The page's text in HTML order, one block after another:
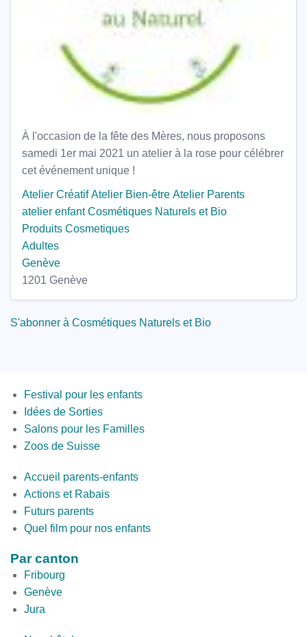
À l'occasion de la fête des Mères, nous proposons
samedi 1er mai 2021 un atelier à la rose pour célébrer
cet événement unique !
Atelier Créatif Atelier Bien-être Atelier Parents
atelier enfant Cosmétiques Naturels et Bio
Produits Cosmetiques
Adultes
Genève
1201 Genève
S'abonner à Cosmétiques Naturels et Bio
Menus
Festival pour les enfants
Idées de Sorties
Salons pour les Familles
Zoos de Suisse
Second
Bottom
Accueil parents-enfants
Actions et Rabais
Futurs parents
Quel film pour nos enfants
Par canton
Fribourg
Genève
Jura